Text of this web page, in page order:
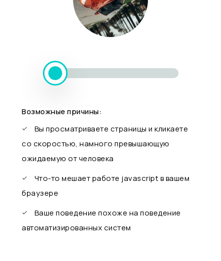
Возможные причины:
Вы просматриваете страницы и кликаете
со скоростью, намного превышающую
ожидаемую от человека
Что-то мешает работе javascript в вашем
браузере
Ваше поведение похоже на поведение
автоматизированных систем